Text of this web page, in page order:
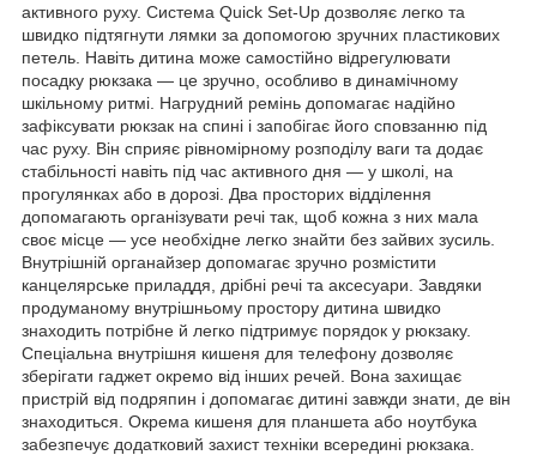
активного руху. Система Quick Set-Up дозволяє легко та
швидко підтягнути лямки за допомогою зручних пластикових
петель. Навіть дитина може самостійно відрегулювати
посадку рюкзака — це зручно, особливо в динамічному
шкільному ритмі. Нагрудний ремінь допомагає надійно
зафіксувати рюкзак на спині і запобігає його сповзанню під
час руху. Він сприяє рівномірному розподілу ваги та додає
стабільності навіть під час активного дня — у школі, на
прогулянках або в дорозі. Два просторих відділення
допомагають організувати речі так, щоб кожна з них мала
своє місце — усе необхідне легко знайти без зайвих зусиль.
Внутрішній органайзер допомагає зручно розмістити
канцелярське приладдя, дрібні речі та аксесуари. Завдяки
продуманому внутрішньому простору дитина швидко
знаходить потрібне й легко підтримує порядок у рюкзаку.
Спеціальна внутрішня кишеня для телефону дозволяє
зберігати гаджет окремо від інших речей. Вона захищає
пристрій від подряпин і допомагає дитині завжди знати, де він
знаходиться. Окрема кишеня для планшета або ноутбука
забезпечує додатковий захист техніки всередині рюкзака.